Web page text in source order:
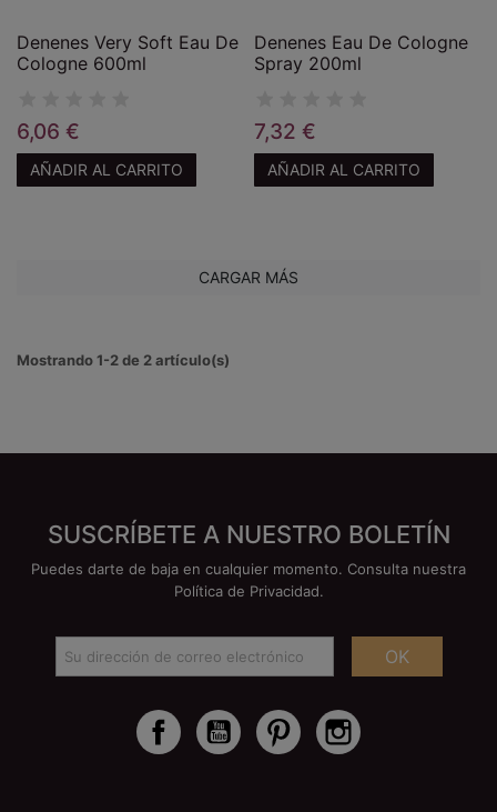
Denenes Very Soft Eau De
Cologne 600ml
6,06 €
AÑADIR AL CARRITO
Denenes Eau De Cologne
Spray 200ml
7,32 €
AÑADIR AL CARRITO
CARGAR MÁS
Mostrando 1-2 de 2 artículo(s)
SUSCRÍBETE A NUESTRO BOLETÍN
Puedes darte de baja en cualquier momento. Consulta nuestra
Política de Privacidad.
OK
Facebook YouTube Pinterest